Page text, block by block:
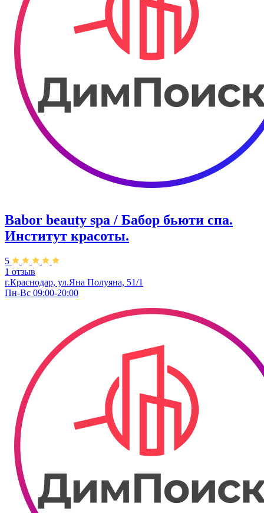
Babor beauty spa / Бабор бьюти спа.
Институт красоты.
5
1 отзыв
г.Краснодар, ул.Яна Полуяна, 51/1
Пн-Вс 09:00-20:00